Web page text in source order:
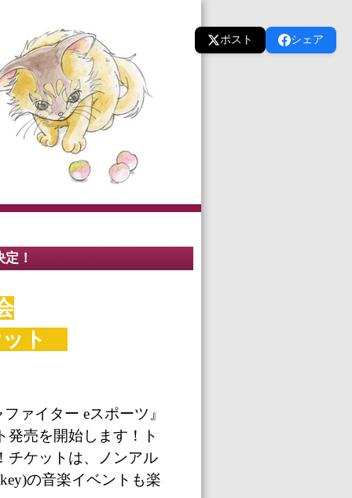
ポスト シェア
！
ット
ファイター eスポーツ 』
発売を開始します！
ト
チケットは、ノンアル
の音楽イベントも楽